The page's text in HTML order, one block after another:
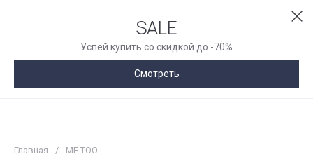
SALE
Успей купить со скидкой до -70%
Смотреть
Главная / ME TOO